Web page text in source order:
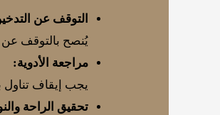
التوقف عن
يُنصح بالتوقف عن
مراجعة الأدوية:
يجب إيقاف تناول
تحقيق الراحة